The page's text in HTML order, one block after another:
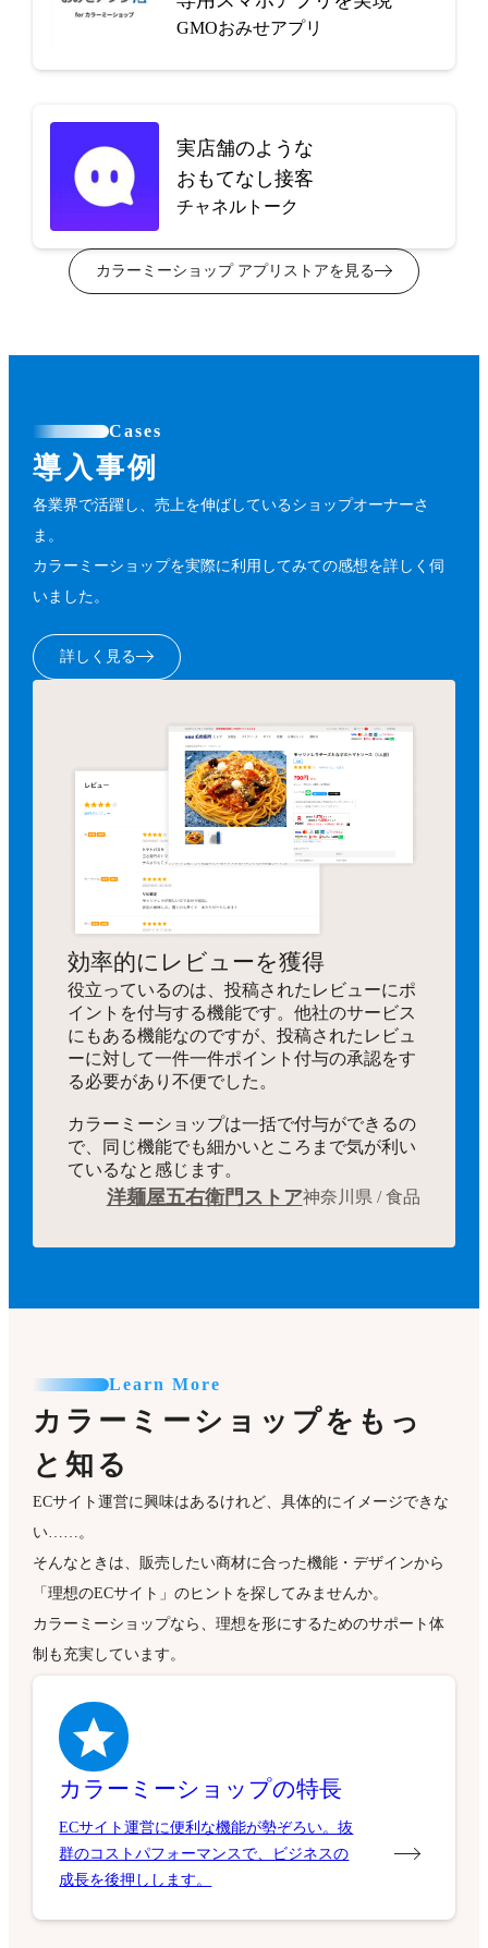
GMOおみせアプリ
実店舗のような
おもてなし接客
チャネルトーク
カラーミーショップ アプリストアを見る
Cases
導入事例
各業界で活躍し、売上を伸ばしているショップオーナーさ
ま。
カラーミーショップを実際に利用してみての感想を詳しく伺
いました。
詳しく見る
効率的にレビューを獲得
役立っているのは、投稿されたレビューにポ
イントを付与する機能です。他社のサービス
にもある機能なのですが、投稿されたレビュ
ーに対して一件一件ポイント付与の承認をす
る必要があり不便でした。
カラーミーショップは一括で付与ができるの
で、同じ機能でも細かいところまで気が利い
ているなと感じます。
洋麺屋五右衛門ストア神奈川県 / 食品
Learn More
カラーミーショップをもっ
と知る
ECサイト運営に興味はあるけれど、具体的にイメージできな
い……。
そんなときは、販売したい商材に合った機能・デザインから
「理想のECサイト」のヒントを探してみませんか。
カラーミーショップなら、理想を形にするためのサポート体
制も充実しています。
カラーミーショップの特長
ECサイト運営に便利な機能が勢ぞろい。抜
群のコストパフォーマンスで、ビジネスの
成長を後押しします。